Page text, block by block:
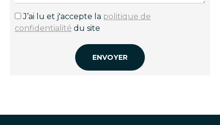
J’ai lu et j'accepte la politique de
confidentialité du site